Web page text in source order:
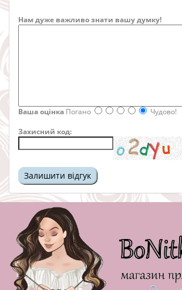
Нам дуже важливо знати вашу думку!
Ваша оцінка Погано
Чудово!
Захисний код: